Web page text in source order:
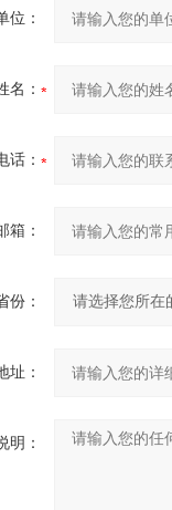
位：
名：
话：
箱：
份：
址：
明：